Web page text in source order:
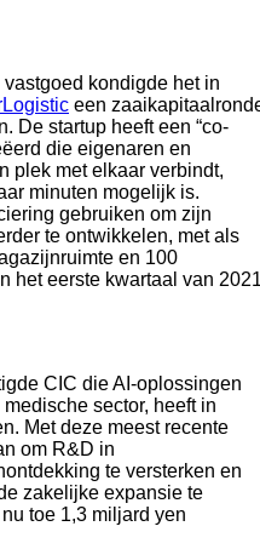
kondigde het in
een
De startup heeft een “co-
die eigenaren en
plek met elkaar verbindt,
minuten mogelijk is.
gebruiken om zijn
te ontwikkelen, met als
en 100
CIC die AI-oplossingen
sector, heeft in
Met deze meest recente
om R&D in
te versterken en
zakelijke expansie te
toe 1,3 miljard yen